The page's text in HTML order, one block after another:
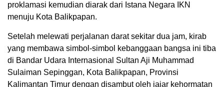
proklamasi kemudian diarak dari Istana Negara IKN
menuju Kota Balikpapan.
Setelah melewati perjalanan darat sekitar dua jam, kirab
yang membawa simbol-simbol kebanggaan bangsa ini tiba
di Bandar Udara Internasional Sultan Aji Muhammad
Sulaiman Sepinggan, Kota Balikpapan, Provinsi
Kalimantan Timur dengan disambut oleh jajar kehormatan